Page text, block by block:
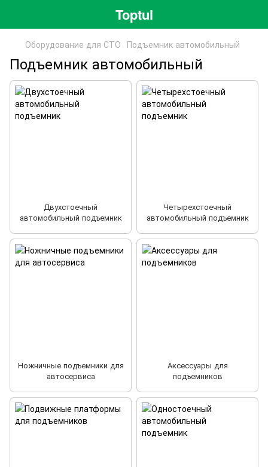
Toptul
Оборудование для СТО Подъемник автомобильный
Подъемник автомобильный
Двухстоечный
автомобильный подъемник
Четырехстоечный
автомобильный подъемник
Ножничные подъемники для
автосервиса
Аксессуары для
подъемников